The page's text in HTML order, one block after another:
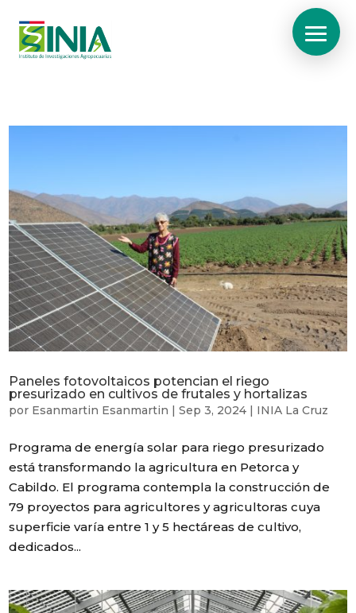
Paneles fotovoltaicos potencian el riego
presurizado en cultivos de frutales y hortalizas
por Esanmartin Esanmartin |Sep 3, 2024 | INIA La Cruz
Programa de energía solar para riego presurizado
está transformando la agricultura en Petorca y
Cabildo. El programa contempla la construcción de
79 proyectos para agricultores y agricultoras cuya
superficie varía entre 1 y 5 hectáreas de cultivo,
dedicados...